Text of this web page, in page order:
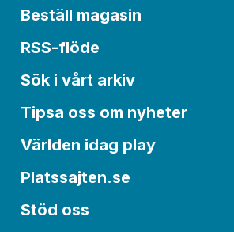
Beställ magasin
RSS-flöde
Sök i vårt arkiv
Tipsa oss om nyheter
Världen idag play
Platssajten.se
Stöd oss